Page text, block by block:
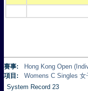
賽事:
Hong Kong Open
項目:
Womens C Singles 女
System Record 23